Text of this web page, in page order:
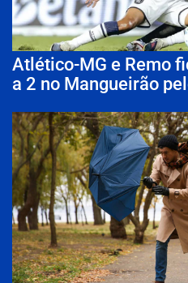
Atlético-MG e Remo
a 2 no Mangueirão